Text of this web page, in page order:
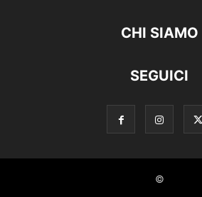
CHI SIAMO
SEGUICI
©